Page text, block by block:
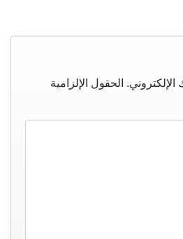
الحقول الإلزامية